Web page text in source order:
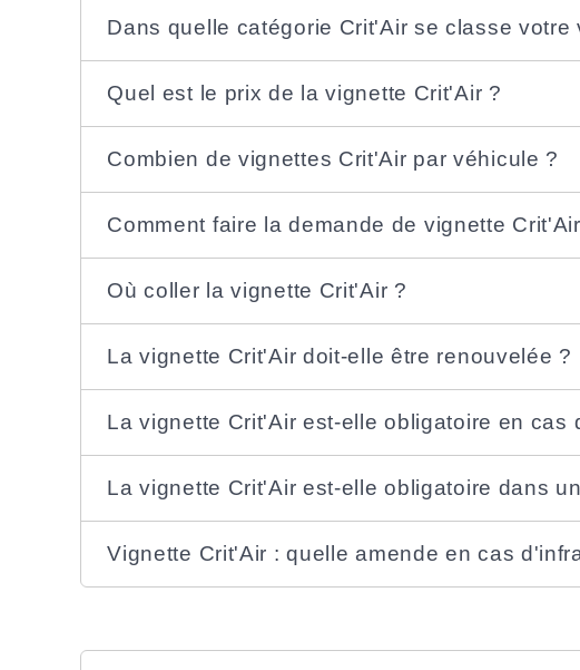
Dans quelle catégorie Crit'Air se classe votre
Quel est le prix de la vignette Crit'Air ?
Combien de vignettes Crit'Air par véhicule ?
Comment faire la demande de vignette
Où coller la vignette Crit'Air ?
La vignette Crit'Air doit-elle être renouvelée ?
La vignette Crit'Air est-elle obligatoire en cas
La vignette Crit'Air est-elle obligatoire dans
Vignette Crit'Air : quelle amende en cas